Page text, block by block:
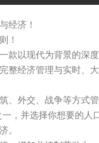
经济！
！
款以现代为背景的深
整经济管理与实时、
、外交、战争等方式管
，并选择你想要的人
。